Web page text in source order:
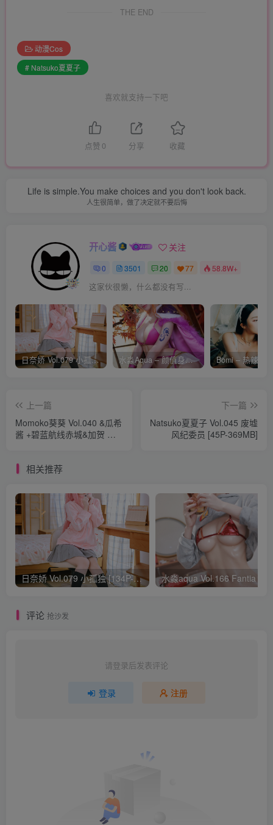
THE END
动漫Cos
# Natsuko夏夏子
喜欢就支持一下吧
点赞 0 分享 收藏
Life is simple.You make choices and you don't look back.
人生很简单，做了决定就不要后悔
开心酱 关注
0 3501 20 77 58.8W+
这家伙很懒，什么都没有写...
日奈娇 Vol.079 小孤独 [134P-1.84GB] 水淼Aqua – 颜值身材双在线 火爆日本 Cos写真作品合集
上一篇
Momoko葵葵 Vol.040 &瓜希
酱 +碧蓝航线赤城&加贺 礼
下一篇
Natsuko夏夏子 Vol.045 废墟
风纪委员 [45P-369MB]
相关推荐
日奈娇 Vol.079 小孤独 [134P-1.84GB]
评论 抢沙发
请登录后发表评论
登录 注册